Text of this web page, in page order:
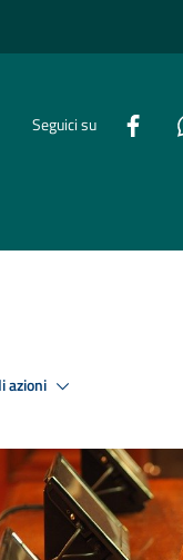
Seguici su
azioni